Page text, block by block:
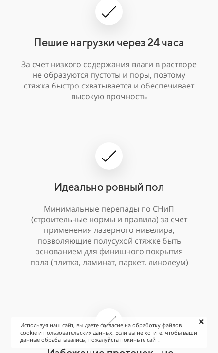
Пешие нагрузки через 24 часа
За счет низкого содержания влаги в растворе
не образуются пустоты и поры, поэтому
стяжка быстро схватывается и обеспечивает
высокую прочность
Идеально ровный пол
Минимальные перепады по СНиП
(строительные нормы и правила) за счет
применения лазерного нивелира,
позволяющие полусухой стяжке быть
основанием для финишного покрытия
пола (плитка, ламинат, паркет, линолеум)
Используя наш сайт, вы даете согласие на обработку файлов
cookie и пользовательских данных. Если вы не хотите, чтобы ваши
данные обрабатывались, пожалуйста покиньте сайт.